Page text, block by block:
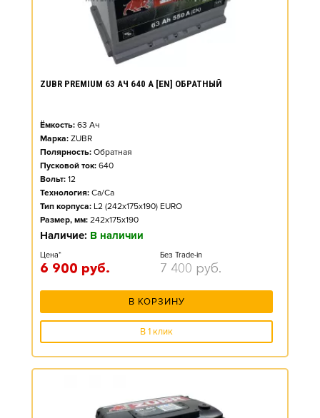
ZUBR PREMIUM 63 АЧ 640 А [EN] ОБРАТНЫЙ
Ёмкость: 63 Ач
Марка: ZUBR
Полярность: Обратная
Пусковой ток: 640
Вольт: 12
Технология: Ca/Ca
Тип корпуса: L2 (242x175x190) EURO
Размер, мм: 242x175x190
Наличие: В наличии
Цена*
6 900 руб.
Без Trade-in
7 400 руб.
В КОРЗИНУ
В 1 клик